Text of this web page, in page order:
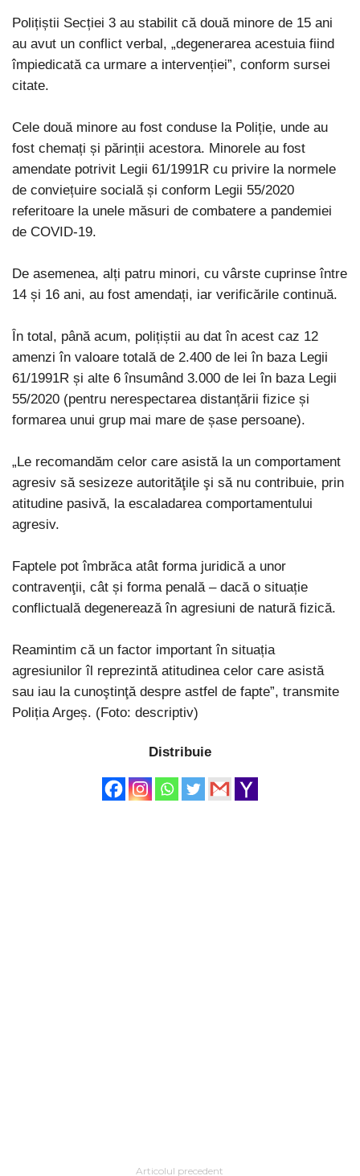
Polițiștii Secției 3 au stabilit că două minore de 15 ani
au avut un conflict verbal, „degenerarea acestuia fiind
împiedicată ca urmare a intervenției”, conform sursei
citate.
Cele două minore au fost conduse la Poliție, unde au
fost chemați și părinții acestora. Minorele au fost
amendate potrivit Legii 61/1991R cu privire la normele
de conviețuire socială și conform Legii 55/2020
referitoare la unele măsuri de combatere a pandemiei
de COVID-19.
De asemenea, alți patru minori, cu vârste cuprinse între
14 și 16 ani, au fost amendați, iar verificările continuă.
În total, până acum, polițiștii au dat în acest caz 12
amenzi în valoare totală de 2.400 de lei în baza Legii
61/1991R și alte 6 însumând 3.000 de lei în baza Legii
55/2020 (pentru nerespectarea distanțării fizice și
formarea unui grup mai mare de șase persoane).
„Le recomandăm celor care asistă la un comportament
agresiv să sesizeze autorităţile şi să nu contribuie, prin
atitudine pasivă, la escaladarea comportamentului
agresiv.
Faptele pot îmbrăca atât forma juridică a unor
contravenţii, cât și forma penală – dacă o situație
conflictuală degenerează în agresiuni de natură fizică.
Reamintim că un factor important în situația
agresiunilor îl reprezintă atitudinea celor care asistă
sau iau la cunoştinţă despre astfel de fapte”, transmite
Poliția Argeș. (Foto: descriptiv)
Distribuie
Articolul precedent